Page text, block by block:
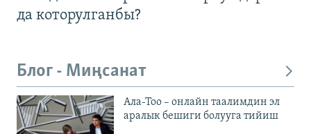
да которулганбы?
Блог - Миңсанат
Ала-Тоо – онлайн таалимдин эл
аралык бешиги болууга тийиш